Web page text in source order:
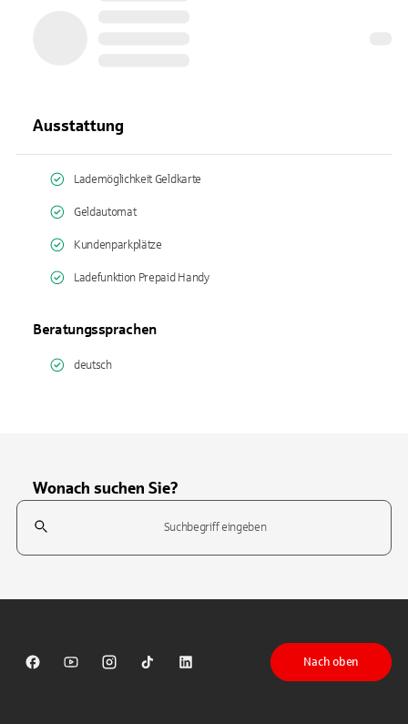
Ausstattung
Lademöglichkeit Geldkarte
Geldautomat
Kundenparkplätze
Ladefunktion Prepaid Handy
Beratungssprachen
deutsch
Wonach suchen Sie?
Suchfeld
Sparkasse auf Facebook
Sparkasse auf Youtube
Sparkasse auf Instagram
Sparkasse auf TikTok
Sparkasse auf LinkedIn
Nach oben